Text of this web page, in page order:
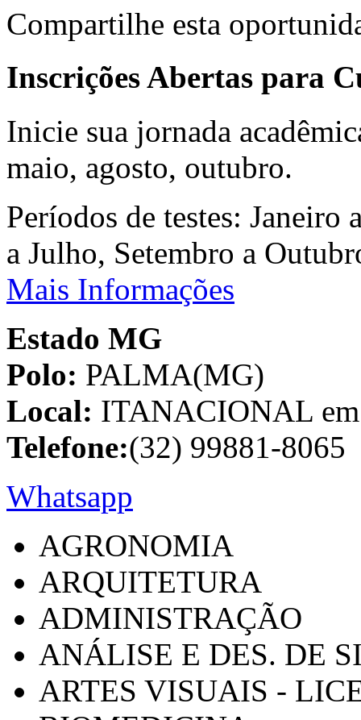
Compartilhe esta
Inscrições Abertas para
Inicie sua jornada
maio, agosto, outubro.
Períodos de testes:
a Julho, Setembro a
Mais Informações
Estado MG
Polo: PALMA(MG)
Local: ITANACIONAL
Telefone:(32) 99881-8065
Whatsapp
AGRONOMIA
ARQUITETURA
ADMINISTRAÇÃO
ANÁLISE E DES. DE
ARTES VISUAIS -